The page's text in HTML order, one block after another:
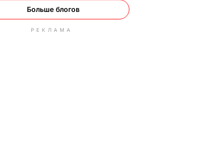
Больше блогов
РЕКЛАМА